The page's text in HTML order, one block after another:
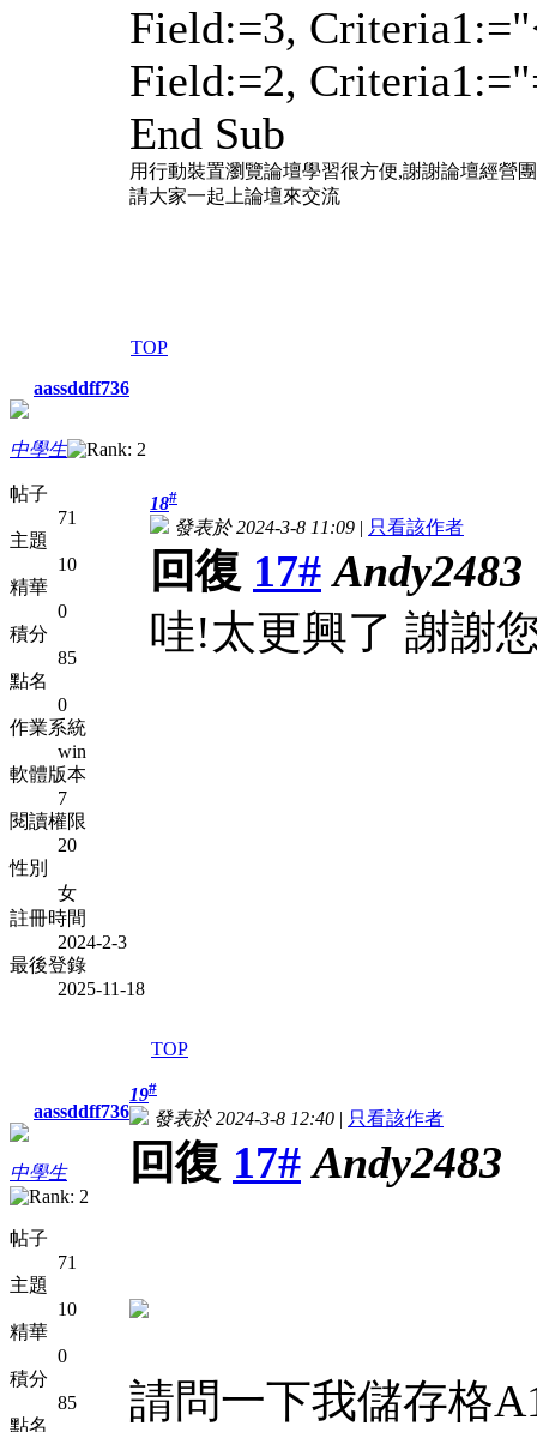
Field:=3,
Field:=2,
End Sub
用行動裝置瀏覽論壇學習很方便,謝謝論壇經營
請大家一起上論壇來交流
TOP
aassddff736
中學生
帖子
71
主題
10
精華
0
積分
85
點名
0
作業系統
win
軟體版本
7
閱讀權限
20
性別
女
註冊時間
2024-2-3
最後登錄
2025-11-18
18#
發表於 2024-3-8 11:09 | 只看該作者
回復 17# Andy2483
哇!太更興了 謝謝
TOP
aassddff736
中學生
帖子
71
主題
10
精華
0
積分
85
點名
19#
發表於 2024-3-8 12:40 | 只看該作者
回復 17# Andy2483
請問一下我儲存格